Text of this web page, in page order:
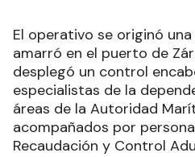
El operativo se originó
amarró en el puerto de
desplegó un control
especialistas de la
áreas de la Autoridad
acompañados por
Recaudación y Control